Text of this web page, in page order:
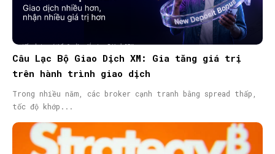
Câu Lạc Bộ Giao Dịch XM: Gia tăng giá trị
trên hành trình giao dịch
Trong nhiều năm, các broker cạnh tranh bằng spread thấp,
tốc độ khớp...